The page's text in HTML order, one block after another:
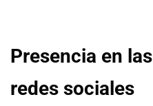
Presencia en las
redes sociales